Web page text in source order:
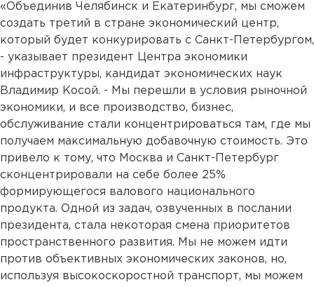
«Объединив Челябинск и Екатеринбург, мы сможем
создать третий в стране экономический центр,
который будет конкурировать с Санкт-Петербургом,
- указывает президент Центра экономики
инфраструктуры, кандидат экономических наук
Владимир Косой. - Мы перешли в условия рыночной
экономики, и все производство, бизнес,
обслуживание стали концентрироваться там, где мы
получаем максимальную добавочную стоимость. Это
привело к тому, что Москва и Санкт-Петербург
сконцентрировали на себе более 25%
формирующегося валового национального
продукта. Одной из задач, озвученных в послании
президента, стала некоторая смена приоритетов
пространственного развития. Мы не можем идти
против объективных экономических законов, но,
используя высокоскоростной транспорт, мы можем